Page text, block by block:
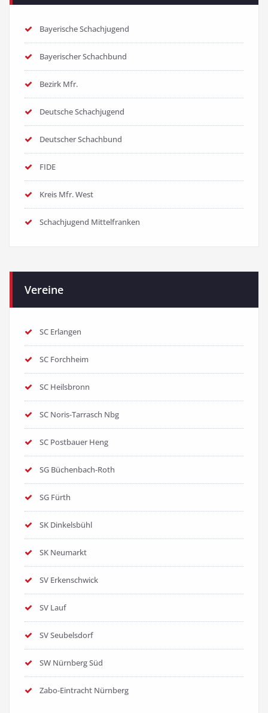
Bayerische Schachjugend
Bayerischer Schachbund
Bezirk Mfr.
Deutsche Schachjugend
Deutscher Schachbund
FIDE
Kreis Mfr. West
Schachjugend Mittelfranken
Vereine
SC Erlangen
SC Forchheim
SC Heilsbronn
SC Noris-Tarrasch Nbg
SC Postbauer Heng
SG Büchenbach-Roth
SG Fürth
SK Dinkelsbühl
SK Neumarkt
SV Erkenschwick
SV Lauf
SV Seubelsdorf
SW Nürnberg Süd
Zabo-Eintracht Nürnberg